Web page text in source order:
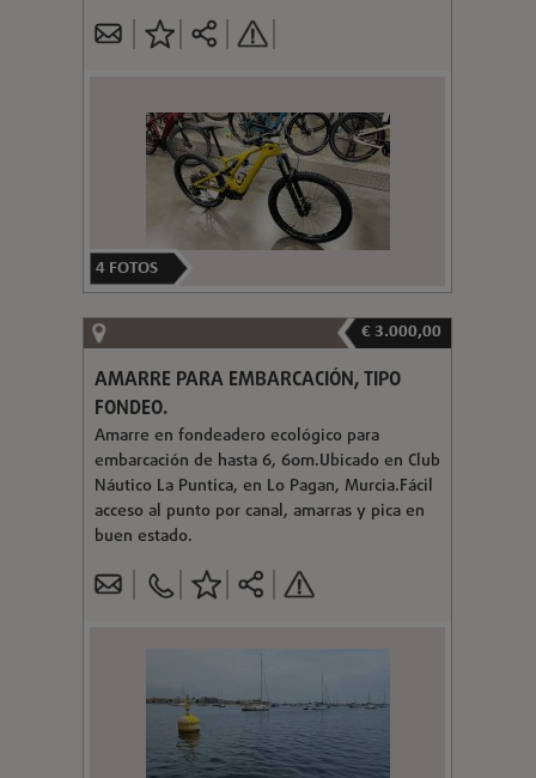
4 FOTOS
€ 3.000,00
AMARRE PARA EMBARCACIÓN, TIPO
FONDEO.
Amarre en fondeadero ecológico para
embarcación de hasta 6, 60m.Ubicado en Club
Náutico La Puntica, en Lo Pagan, Murcia.Fácil
acceso al punto por canal, amarras y pica en
buen estado.